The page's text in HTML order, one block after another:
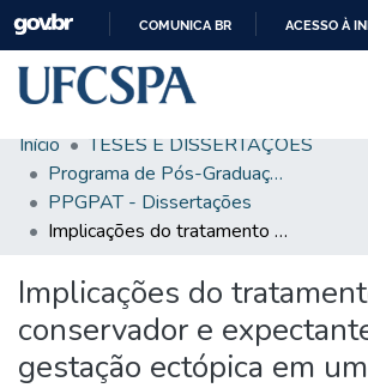
CONTEÚDO
COMUNICA BR ACESSO À
Comunidades & Coleções
Busca Facetada
Autoarquivamento
Sobre o RI-UFCSPA
Início
TESES E DISSERTAÇÕES
Programa de Pós-Graduação em Patologia
PPGPAT - Dissertações
Implicações do tratamento conservador e expectante na gestação ectópica em um hospital de Porto Alegre
Implicações do
conservador e
gestação ectópica em